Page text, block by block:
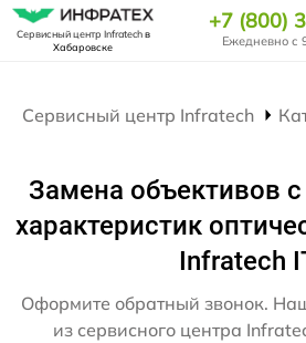
Сервисный центр Infratechв
Хабаровске
+7 (800)
Ежедневно с
Сервисный центр Infratech
Замена объективов
характеристик
Infratech
Оформите обратный звонок.
из сервисного центра